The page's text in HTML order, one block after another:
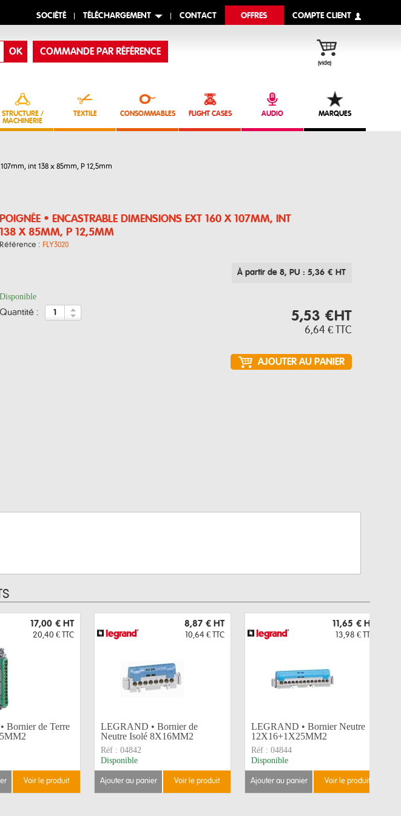
SOCIÉTÉ TÉLÉCHARGEMENT CONTACT OFFRES COMPTE CLIENT
(vide)
COMMANDE PAR RÉFÉRENCE
STRUCTURE /
MACHINERIE
TEXTILE CONSOMMABLES FLIGHT CASES AUDIO MARQUES
int 138 x 85mm, P 12,5mm
POIGNÉE • ENCASTRABLE DIMENSIONS EXT 160 X 107MM, INT
138 X 85MM, P 12,5MM
Référence : FLY3020
À partir de 8, PU : 5,36 € HT
Disponible
quantité : 5,53 €HT
6,64 € TTC
17,00 € HT
20,40 € TTC
Bornier de Terre
voir le produit
8,87 € HT
10,64 € TTC
LEGRAND • Bornier de
Neutre Isolé 8X16MM2
Réf : 04842
Disponible
ajouter au panier voir le produit
11,65 € HT
13,98 € TTC
LEGRAND • Bornier Neutre
12X16+1X25MM2
Réf : 04844
Disponible
ajouter au panier voir le produit